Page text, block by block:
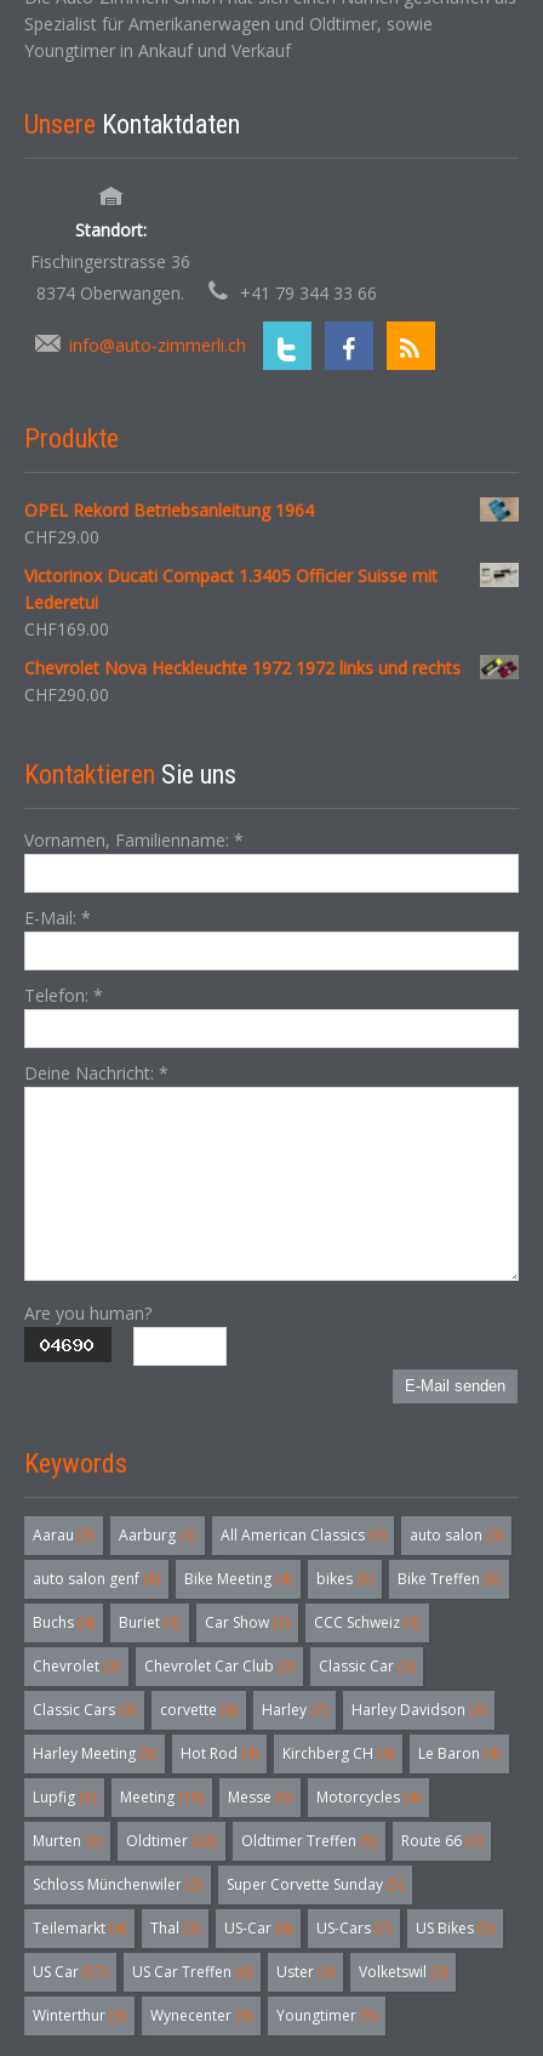
Spezialist für Amerikanerwagen und Oldtimer, sowie
Youngtimer in Ankauf und Verkauf
Unsere Kontaktdaten
Standort:
Fischingerstrasse 36
8374 Oberwangen.
+41 79 344 33 66
info@auto-zimmerli.ch
Produkte
OPEL Rekord Betriebsanleitung 1964
CHF29.00
Victorinox Ducati Compact 1.3405 Officier Suisse mit
Lederetui
CHF169.00
Chevrolet Nova Heckleuchte 1972 1972 links und rechts
CHF290.00
Kontaktieren Sie uns
Vornamen, Familienname: *
E-Mail: *
Telefon: *
Deine Nachricht: *
Are you human?
E-Mail senden
Keywords
Aarau (3) Aarburg (3) All American Classics (3) auto salon (3)
auto salon genf (3) Bike Meeting (4) bikes (5) Bike Treffen (5)
Buchs (4) Buriet (3) Car Show (3) CCC Schweiz (3)
Chevrolet (3) Chevrolet Car Club (3) Classic Car (3)
Classic Cars (3) corvette (6) Harley (7) Harley Davidson (3)
Harley Meeting (5) Hot Rod (4) Kirchberg CH (4) Le Baron (4)
Lupfig (3) Meeting (18) Messe (5) Motorcycles (4)
Murten (3) Oldtimer (32) Oldtimer Treffen (5) Route 66 (3)
Schloss Münchenwiler (3) Super Corvette Sunday (5)
Teilemarkt (4) Thal (3) US-Car (6) US-Cars (7) US Bikes (5)
US Car (57) US Car Treffen (6) Uster (4) Volketswil (3)
Winterthur (3) Wynecenter (3) Youngtimer (5)